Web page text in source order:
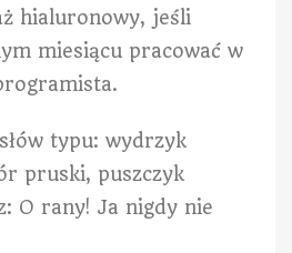
hialuronowy, jeśli
miesiącu pracować w
typu: wydrzyk
pruski, puszczyk
O rany! Ja nigdy nie